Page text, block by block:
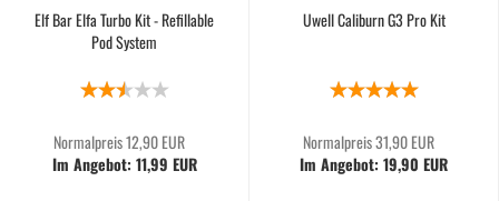
Elf Bar Elfa Turbo Kit - Refillable
Pod System
Normalpreis 12,90 EUR
Im Angebot: 11,99 EUR
Uwell Caliburn G3 Pro Kit
Normalpreis 31,90 EUR
Im Angebot: 19,90 EUR